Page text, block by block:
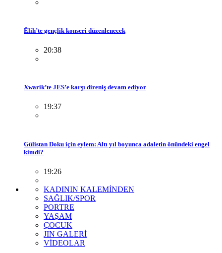
Êlih’te gençlik konseri düzenlenecek
20:38
Xwarik’te JES’e karşı direniş devam ediyor
19:37
Gülistan Doku için eylem: Altı yıl boyunca adaletin önündeki engel
kimdi?
19:26
KADININ KALEMİNDEN
SAĞLIK/SPOR
PORTRE
YAŞAM
ÇOCUK
JIN GALERİ
VİDEOLAR